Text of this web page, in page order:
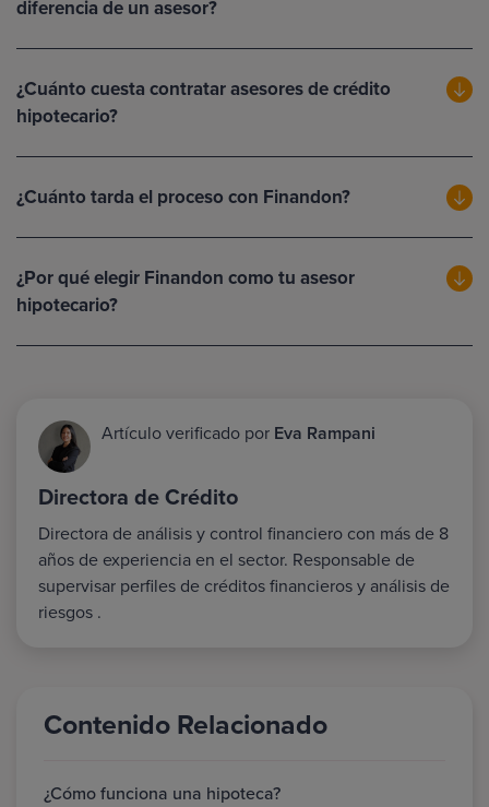
diferencia de un asesor?
¿Cuánto cuesta contratar asesores de crédito
hipotecario?
¿Cuánto tarda el proceso con Finandon?
¿Por qué elegir Finandon como tu asesor
hipotecario?
Artículo verificado por Eva Rampani
Directora de Crédito
Directora de análisis y control financiero con más de 8
años de experiencia en el sector. Responsable de
supervisar perfiles de créditos financieros y análisis de
riesgos .
Contenido Relacionado
¿Cómo funciona una hipoteca?